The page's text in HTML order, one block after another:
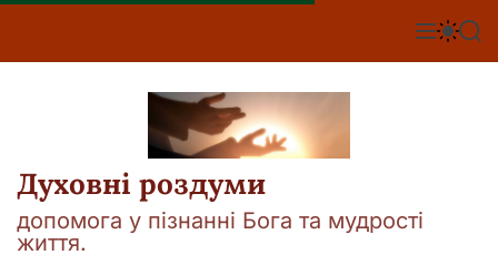
П
р
М П П
Духовні роздуми
допомога у пізнанні Бога та мудрості
життя.